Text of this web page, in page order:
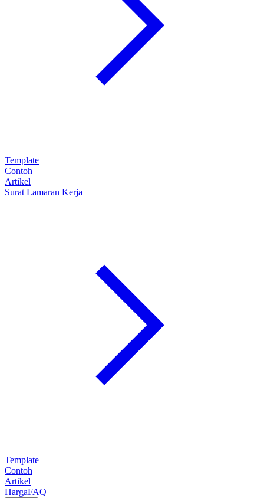
Template
Contoh
Artikel
Surat Lamaran Kerja
Template
Contoh
Artikel
HargaFAQ